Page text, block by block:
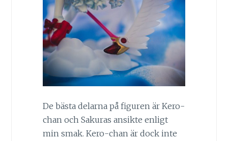
De bästa delarna på figuren är Kero-
chan och Sakuras ansikte enligt
min smak. Kero-chan är dock inte